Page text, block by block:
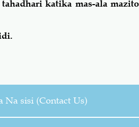
katika mas-ala mazito
Na sisi (Contact Us)